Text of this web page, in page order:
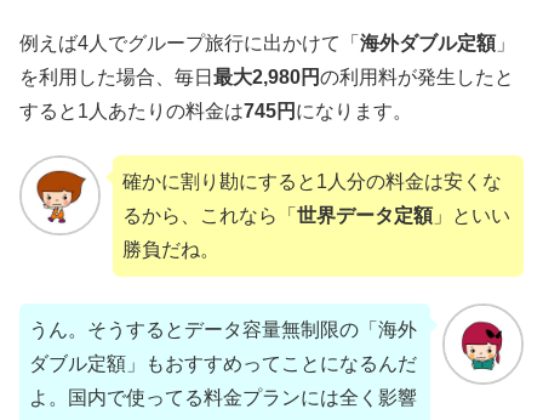
例えば4人でグループ旅行に出かけて「 海外ダブル定額」
を利用した場合、毎日 最大2,980円の利用料が発生したと
すると1人あたりの料金は745円 になります。
確かに割り勘にすると1人分の料金は安くな
るから、これなら「 世界データ定額」といい
勝負だね。
うん。そうするとデータ容量無制限の「海外
ダブル定額」もおすすめってことになるんだ
よ。国内で使ってる料金プランには全く影響